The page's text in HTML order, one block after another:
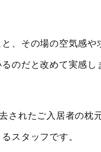
、その場の空気感や
のだと改めて実感し
されたご入居者の枕
スタッフです。